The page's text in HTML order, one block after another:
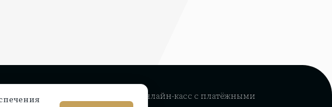
онлайн-касс с платёжными